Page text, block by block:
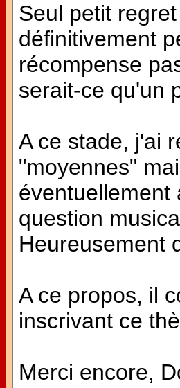
Seul petit
définitivement
récompense
serait-ce qu'un
A ce stade, j'ai
"moyennes"
éventuellement
question
Heureusement
A ce propos, il
inscrivant ce
Merci encore,